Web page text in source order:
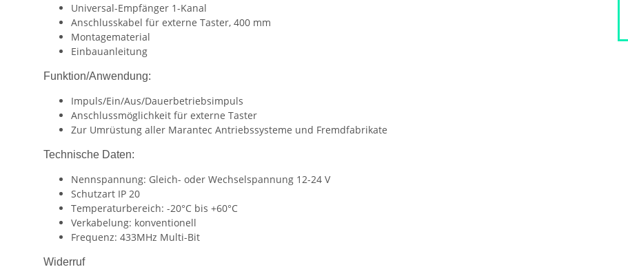
Universal-Empfänger 1-Kanal
Anschlusskabel für externe Taster, 400 mm
Montagematerial
Einbauanleitung
Funktion/Anwendung:
Impuls/Ein/Aus/Dauerbetriebsimpuls
Anschlussmöglichkeit für externe Taster
Zur Umrüstung aller Marantec Antriebssysteme und Fremdfabrikate
Technische Daten:
Nennspannung: Gleich- oder Wechselspannung 12-24 V
Schutzart IP 20
Temperaturbereich: -20°C bis +60°C
Verkabelung: konventionell
Frequenz: 433MHz Multi-Bit
Widerruf